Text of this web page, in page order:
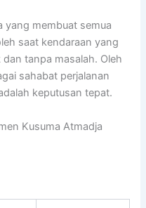
yang membuat semua
saat kendaraan yang
tanpa masalah. Oleh
sahabat perjalanan
keputusan tepat.
Kusuma Atmadja